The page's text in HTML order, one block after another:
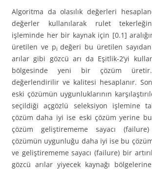
Algoritma da olasılık değerleri
değerler kullanılarak rulet
işleminde her bir kaynak için [0.1]
üretilen ve pideğeri bu üretilen
arılar gibi gözcü arı da Eşitlik-2’yi
bölgesinde yeni bir çözüm
değerlendirilir ve kalitesi hesaplanır.
eski çözümün uygunluklarının
seçildiği açgözlü seleksiyon işlemine
çözüm daha iyi ise eski çözüm yerine bu
çözüm geliştirememe sayacı (failure)
çözümün uygunluğu daha iyi ise bu
ve geliştirememe sayacı (failure) bir
gözcü arılar yiyecek kaynağı